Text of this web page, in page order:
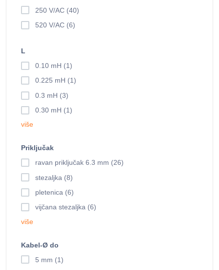
250 V/AC (40)
520 V/AC (6)
L
0.10 mH (1)
0.225 mH (1)
0.3 mH (3)
0.30 mH (1)
više
Priključak
ravan priključak 6.3 mm (26)
stezaljka (8)
pletenica (6)
vijčana stezaljka (6)
više
Kabel-Ø do
5 mm (1)